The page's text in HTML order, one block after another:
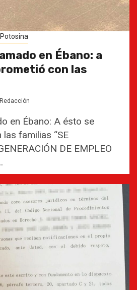
en Ébano: a
con las
Redacción
en Ébano: A ésto se
familias “SE
DE EMPLEO